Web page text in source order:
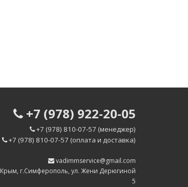
+7 (978) 922-20-05
+7 (978) 810-07-57 (менеджер)
+7 (978) 810-07-57 (оплата и доставка)
vadimmservice@gmail.com
Крым, г.Симферополь, ул. Жени Дерюгиной
5